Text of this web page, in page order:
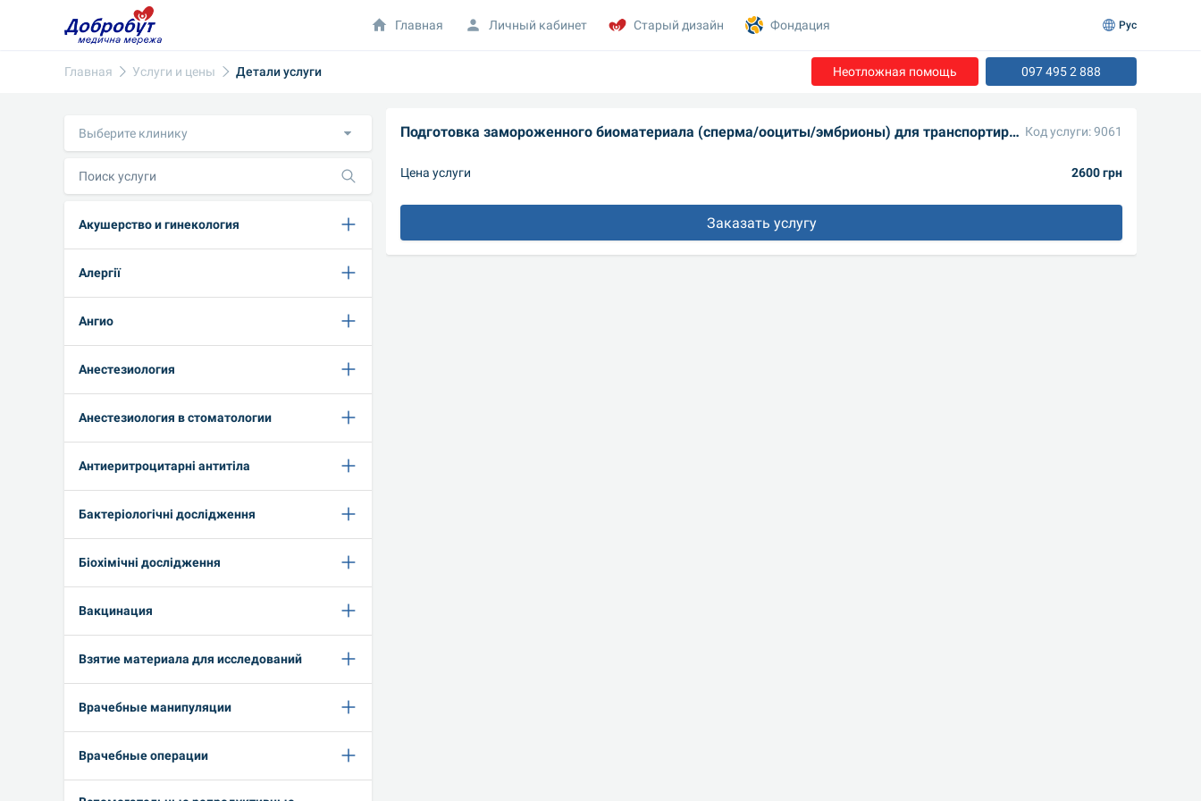
Главная Услуги и цены Детали услуги Неотложная помощь 097 495 2 888
Выберите клинику
Акушерство и гинекология
Алергії
Ангио
Анестезиология
Анестезиология в стоматологии
Антиеритроцитарні антитіла
Бактеріологічні дослідження
Біохімічні дослідження
Вакцинация
Взятие материала для исследований
Врачебные манипуляции
Врачебные операции
Подготовка замороженного биоматериала (сперма/ооциты/эмбрионы) для транспортировки Код услуги: 9061
Цена услуги 2600 грн
Заказать услугу
Главная Личный кабинет Старый дизайн Фондация Рус